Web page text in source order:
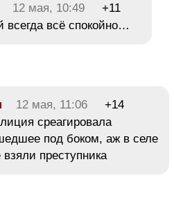
12 мая, 10:49
+11
всегда всё спокойно…
12 мая, 11:06
+14
среагировала
под боком, аж в селе
преступника